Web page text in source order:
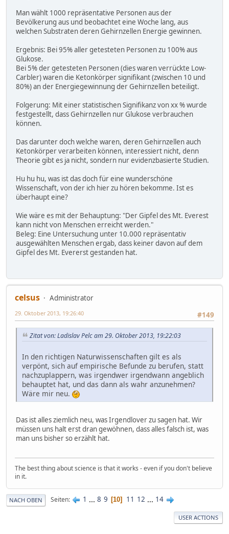
Man wählt 1000 repräsentative Personen aus der
Bevölkerung aus und beobachtet eine Woche lang, aus
welchen Substraten deren Gehirnzellen Energie gewinnen.
Ergebnis: Bei 95% aller getesteten Personen zu 100% aus
Glukose.
Bei 5% der getesteten Personen (dies waren verrückte Low-
Carbler) waren die Ketonkörper signifikant (zwischen 10 und
80%) an der Energiegewinnung der Gehirnzellen beteiligt.
Folgerung: Mit einer statistischen Signifikanz von xx % wurde
festgestellt, dass Gehirnzellen nur Glukose verbrauchen
können.
Das darunter doch welche waren, deren Gehirnzellen auch
Ketonkörper verarbeiten können, interessiert nicht, denn
Theorie gibt es ja nicht, sondern nur evidenzbasierte Studien.
Hu hu hu, was ist das doch für eine wunderschöne
Wissenschaft, von der ich hier zu hören bekomme. Ist es
überhaupt eine?
Wie wäre es mit der Behauptung: "Der Gipfel des Mt. Everest
kann nicht von Menschen erreicht werden."
Beleg: Eine Untersuchung unter 10.000 repräsentativ
ausgewählten Menschen ergab, dass keiner davon auf dem
Gipfel des Mt. Evererst gestanden hat.
celsus
Administrator
#149
29. Oktober 2013, 19:26:40
Zitat von: Ladislav Pelc am 29. Oktober 2013, 19:22:03
In den richtigen Naturwissenschaften gilt es als
verpönt, sich auf empirische Befunde zu berufen, statt
nachzuplappern, was irgendwer irgendwann angeblich
behauptet hat, und das dann als wahr anzunehmen?
Wäre mir neu.
Das ist alles ziemlich neu, was Irgendlover zu sagen hat. Wir
müssen uns halt erst dran gewöhnen, dass alles falsch ist, was
man uns bisher so erzählt hat.
The best thing about science is that it works - even if you don't believe
in it.
NACH OBEN Seiten 1 ... 8 9 10 11 12 ... 14
USER ACTIONS